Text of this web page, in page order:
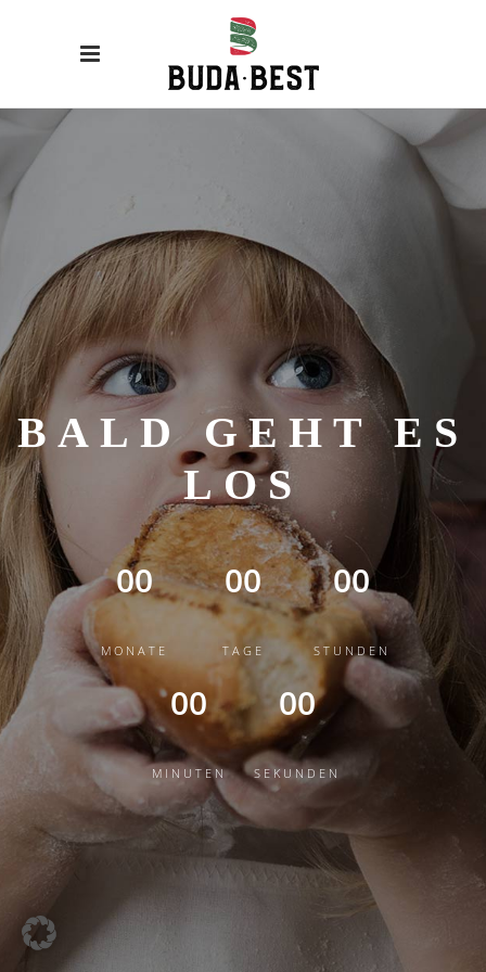
BALD GEHT ES
LOS
00
MONATE
00
TAGE
00
STUNDEN
00
MINUTEN
00
SEKUNDEN